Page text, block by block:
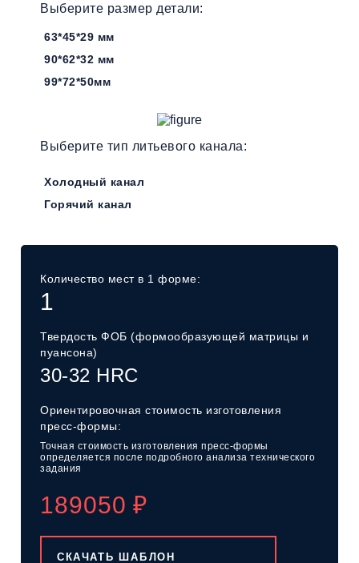
Выберите размер детали:
63*45*29 мм
90*62*32 мм
99*72*50мм
Выберите тип литьевого канала:
Холодный канал
Горячий канал
Количество мест в 1 форме:
1
Твердость ФОБ(формообразующей матрицы и
пуансона)
30-32 HRC
Ориентировочная стоимость изготовления
пресс-формы:
Точная стоимость изготовления пресс-формы
определяется после подробного анализа технического
задания
189050 ₽
СКАЧАТЬ ШАБЛОН